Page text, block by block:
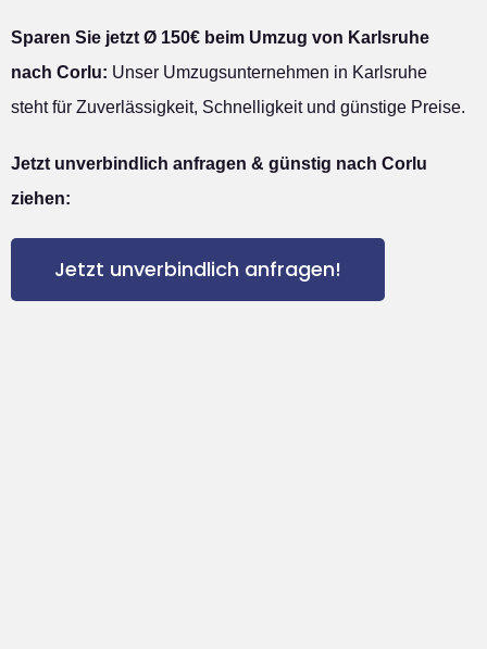
Sparen Sie jetzt Ø 150€ beim Umzug von Karlsruhe
nach Corlu: Unser Umzugsunternehmen in Karlsruhe
steht für Zuverlässigkeit, Schnelligkeit und günstige Preise.
Jetzt unverbindlich anfragen & günstig nach Corlu
ziehen:
Jetzt unverbindlich anfragen!